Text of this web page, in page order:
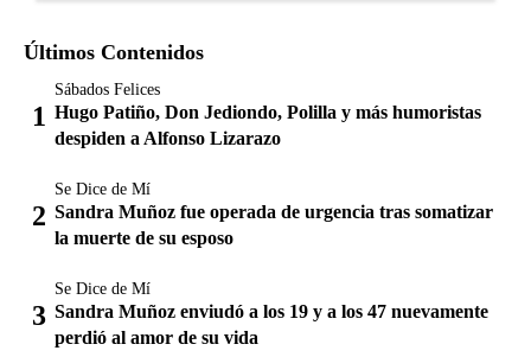
Últimos Contenidos
Sábados Felices
Hugo Patiño, Don Jediondo, Polilla y más humoristas
despiden a Alfonso Lizarazo
Se Dice de Mí
Sandra Muñoz fue operada de urgencia tras somatizar
la muerte de su esposo
Se Dice de Mí
Sandra Muñoz enviudó a los 19 y a los 47 nuevamente
perdió al amor de su vida